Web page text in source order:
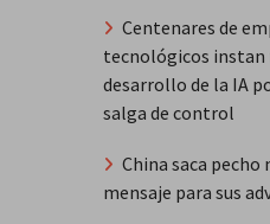
Centenares de
tecnológicos instan
desarrollo de la IA
salga de control
China saca pecho
mensaje para sus